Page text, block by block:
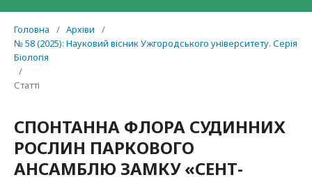
Головна / Архіви
/
№ 58 (2025): Науковий вісник Ужгородського університету. Серія
Біологія
/
Статті
СПОНТАННА ФЛОРА СУДИННИХ
РОСЛИН ПАРКОВОГО
АНСАМБЛЮ ЗАМКУ «СЕНТ-